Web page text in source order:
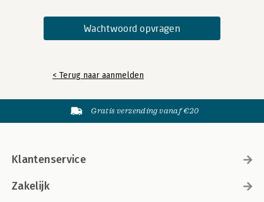
< Terug naar aanmelden
Gratis verzending vanaf €20
Klantenservice
Zakelijk